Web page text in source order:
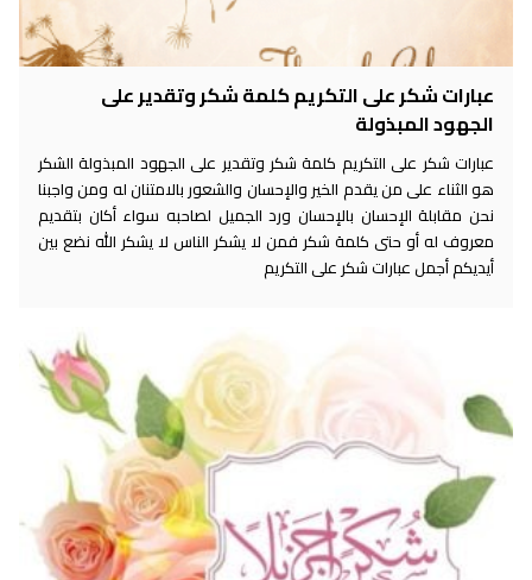
عبارات شكر على التكريم كلمة شكر وتقدير على
الجهود المبذولة
عبارات شكر على التكريم كلمة شكر وتقدير على الجهود المبذولة الشكر
هو الثناء على من يقدم الخير والإحسان والشعور بالامتنان له ومن واجبنا
نحن مقابلة الإحسان بالإحسان ورد الجميل لصاحبه سواء أكان بتقديم
معروف له أو حتى كلمة شكر فمن لا يشكر الناس لا يشكر الله نضع بين
أيديكم أجمل عبارات شكر على التكريم